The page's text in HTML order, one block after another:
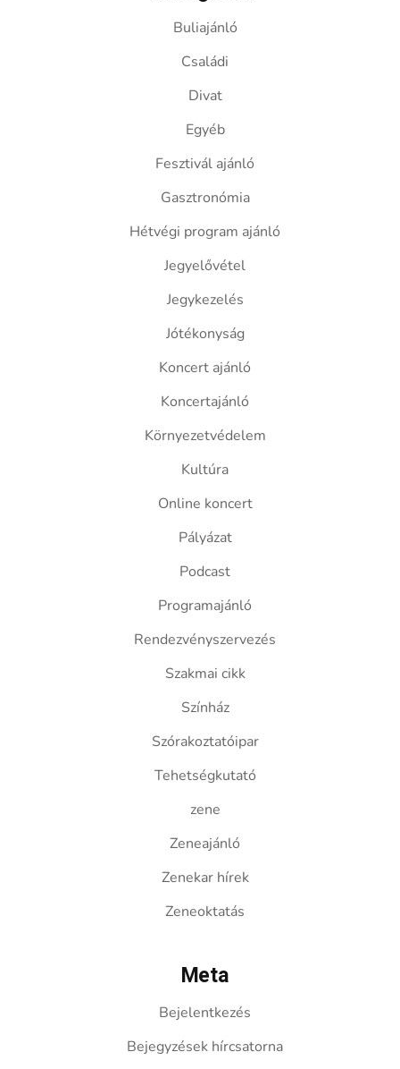
Buliajánló
Családi
Divat
Egyéb
Fesztivál ajánló
Gasztronómia
Hétvégi program ajánló
Jegyelővétel
Jegykezelés
Jótékonyság
Koncert ajánló
Koncertajánló
Környezetvédelem
Kultúra
Online koncert
Pályázat
Podcast
Programajánló
Rendezvényszervezés
Szakmai cikk
Színház
Szórakoztatóipar
Tehetségkutató
zene
Zeneajánló
Zenekar hírek
Zeneoktatás
Meta
Bejelentkezés
Bejegyzések hírcsatorna